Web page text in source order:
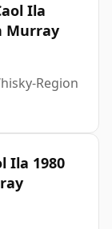
Ila
Murray
Region
Ila 1980